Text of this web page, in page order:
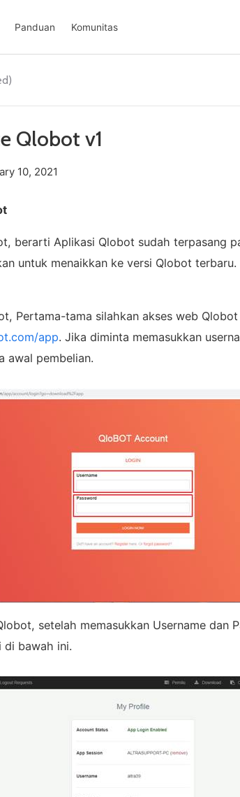
Panduan Komunitas
Qlobot v1
10, 2021
berarti Aplikasi Qlobot sudah terpasang
untuk menaikkan ke versi Qlobot
Pertama-tama silahkan akses web
app. Jika diminta memasukkan
awal pembelian.
setelah memasukkan Username dan
bawah ini.